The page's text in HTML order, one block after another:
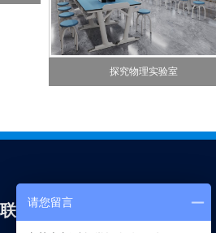
探究物理实验室
联系新科
请您留言